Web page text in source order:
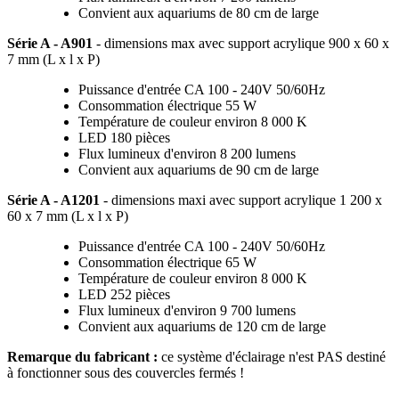
Convient aux aquariums de 80 cm de large
Série A - A901 - dimensions max avec support acrylique 900 x 60 x
7 mm (L x l x P)
Puissance d'entrée CA 100 - 240V 50/60Hz
Consommation électrique 55 W
Température de couleur environ 8 000 K
LED 180 pièces
Flux lumineux d'environ 8 200 lumens
Convient aux aquariums de 90 cm de large
Série A - A1201 - dimensions maxi avec support acrylique 1 200 x
60 x 7 mm (L x l x P)
Puissance d'entrée CA 100 - 240V 50/60Hz
Consommation électrique 65 W
Température de couleur environ 8 000 K
LED 252 pièces
Flux lumineux d'environ 9 700 lumens
Convient aux aquariums de 120 cm de large
Remarque du fabricant : ce système d'éclairage n'est PAS destiné
à fonctionner sous des couvercles fermés !